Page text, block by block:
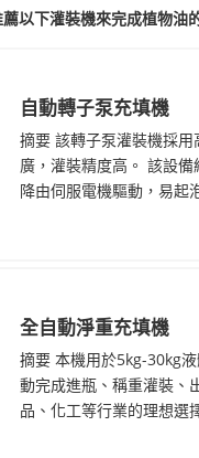
以下灌裝機來完成植物油
自動轉子泵充填機
摘要 該轉子泵灌裝機採
廣，灌裝精度高。 該設
降由伺服電機驅動，易起
全自動淨重充填機
摘要 本機用於5kg-30kg
動完成進瓶、稱重灌裝、
品、化工等行業的理想選